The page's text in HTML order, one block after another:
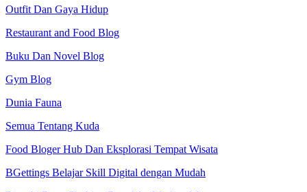
Outfit Dan Gaya Hidup
Restaurant and Food Blog
Buku Dan Novel Blog
Gym Blog
Dunia Fauna
Semua Tentang Kuda
Food Bloger Hub Dan Eksplorasi Tempat Wisata
BGettings Belajar Skill Digital dengan Mudah